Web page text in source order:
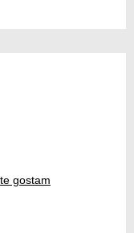
gostam